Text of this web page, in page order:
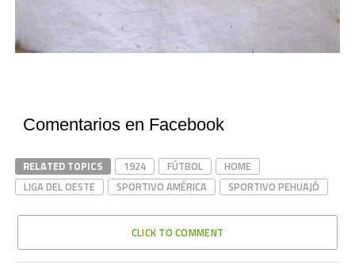
Comentarios en Facebook
RELATED TOPICS 1924 FÚTBOL
HOME
LIGA DEL OESTE
SPORTIVO AMÉRICA SPORTIVO PEHUAJÓ
CLICK TO COMMENT